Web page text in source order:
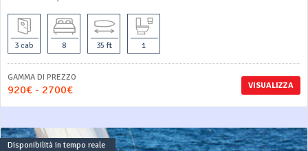
3 cab 8 35 ft 1
VISUALIZZA
GAMMA DI PREZZO
920€ - 2700€
Disponibilità in tempo reale